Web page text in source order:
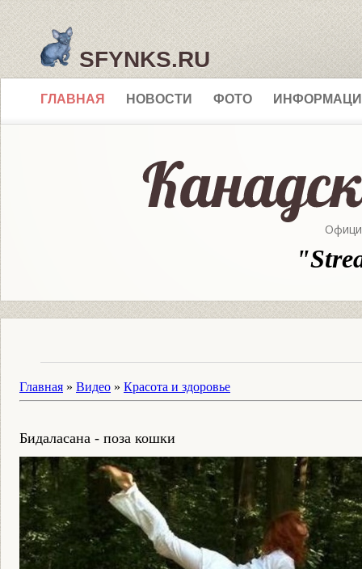
SFYNKS.RU
ГЛАВНАЯ НОВОСТИ ФОТО
Главная » Видео » Красота и здоровье
Бидаласана - поза кошки